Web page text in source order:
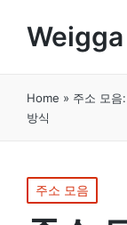
Weigga
Home » 주소 모음
방식
Posted
in
주소 모음